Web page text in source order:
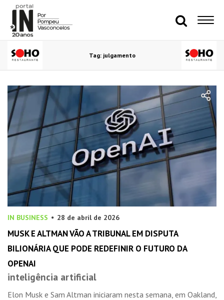
Tag: julgamento
IN BUSINESS 28 de abril de 2026
MUSK E ALTMAN VÃO A TRIBUNAL EM DISPUTA
BILIONÁRIA QUE PODE REDEFINIR O FUTURO DA
OPENAI
inteligência artificial
Elon Musk e Sam Altman iniciaram nesta semana, em Oakland,